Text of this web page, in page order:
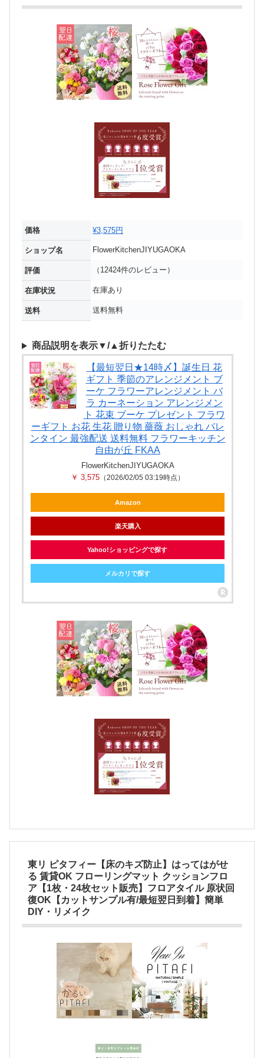
価格 ¥3,575円
ショップ名 FlowerKitchenJIYUGAOKA
評価 （12424件のレビュー）
在庫状況 在庫あり
送料 送料無料
商品説明を表示▼/▲折りたたむ
【最短翌日★14時〆】誕生日 花
ギフト 季節のアレンジメント ブ
ーケ フラワーアレンジメント バ
ラ カーネーション アレンジメン
ト 花束 ブーケ プレゼント フラワ
ーギフト お花 生花 贈り物 薔薇 おしゃれ バレ
ンタイン 最強配送 送料無料 フラワーキッチン
自由が丘 FKAA
FlowerKitchenJIYUGAOKA
￥ 3,575 （2026/02/05 03:19時点）
Amazon
楽天購入
Yahoo!ショッピングで探す
メルカリで探す
東リ ピタフィー【床のキズ防止】はってはがせ
る 賃貸OK フローリングマット クッションフロ
ア【1枚・24枚セット販売】フロアタイル 原状回
復OK【カットサンプル有/最短翌日到着】簡単
DIY・リメイク